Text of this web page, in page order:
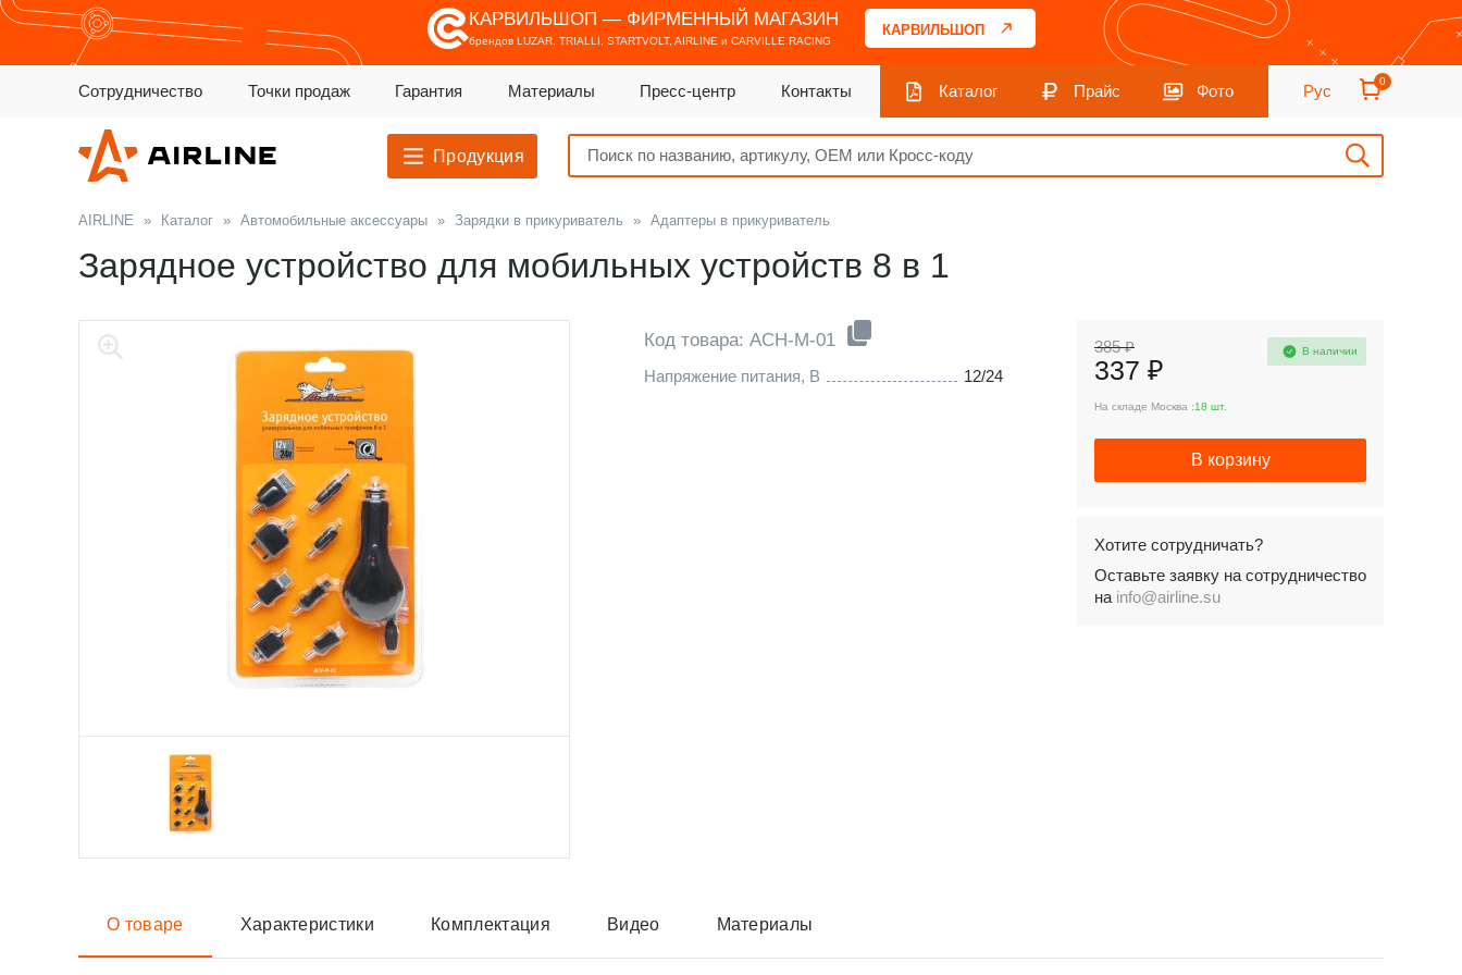
КАРВИЛЬШОП — ФИРМЕННЫЙ МАГАЗИН
брендов LUZAR, TRIALLI, STARTVOLT, AIRLINE и CARVILLE RACING
КАРВИЛЬШОП
Сотрудничество Точки продаж Гарантия Материалы Пресс-центр Контакты Каталог Прайс Фото Рус
0
Продукция
AIRLINE » Каталог » Автомобильные аксессуары » Зарядки в прикуриватель » Адаптеры в прикуриватель
Зарядное устройство для мобильных устройств 8 в 1
Код товара: ACH-M-01
Напряжение питания, В 12/24
385 ₽
337 ₽
В наличии
На складе Москва :18 шт.
В корзину
Хотите сотрудничать?
Оставьте заявку на сотрудничество
на info@airline.su
О товаре Характеристики Комплектация Видео Материалы